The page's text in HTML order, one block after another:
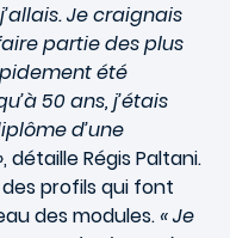
Je craignais
partie des plus
été
50 ans, j’étais
d’une
détaille Régis Paltani.
profils qui font
des modules.« Je